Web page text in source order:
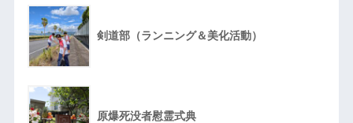
剣道部（ランニング＆美化活動）
原爆死没者慰霊式典